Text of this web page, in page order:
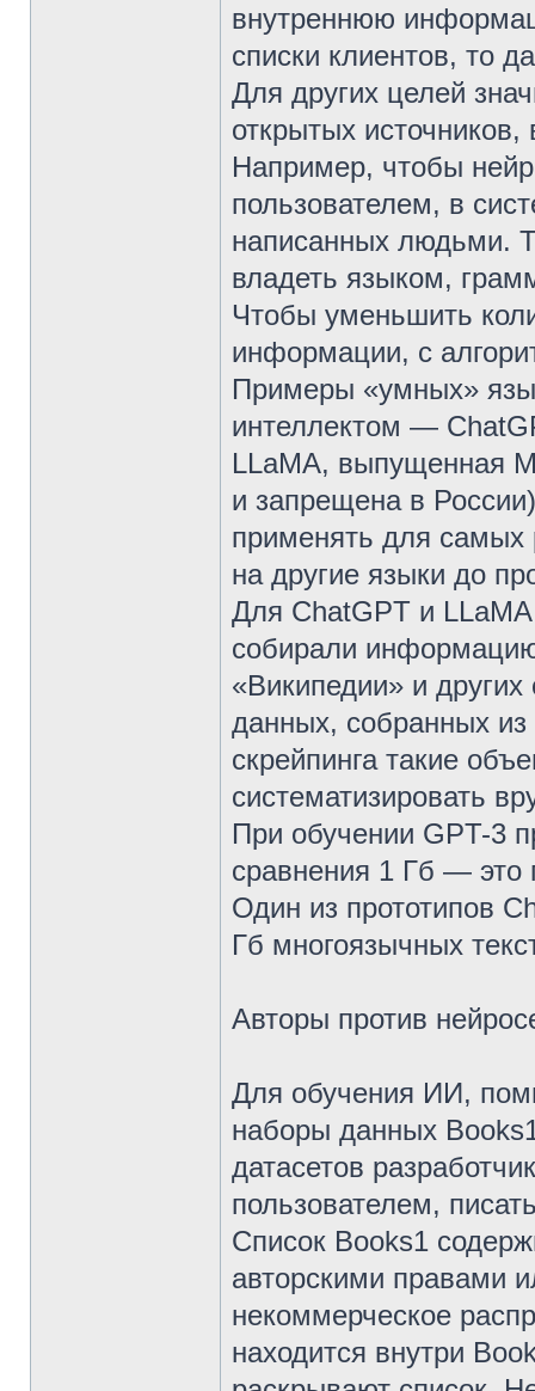
внутреннюю
списки клиентов, то
Для других целей
открытых
Например, чтобы
пользователем, в
написанных людьми.
владеть языком,
Чтобы уменьшить
информации, с
Примеры «умных»
интеллектом —
LLaMA, выпущенная
и запрещена в
применять для самых
на другие языки до
Для ChatGPT и
собирали
«Википедии» и
данных, собранных из
скрейпинга такие
систематизировать
При обучении GPT-3
сравнения 1 Гб — это
Один из прототипов
Гб многоязычных
Авторы против
Для обучения ИИ,
наборы данных
датасетов
пользователем,
Список Books1
авторскими правами
некоммерческое
находится внутри